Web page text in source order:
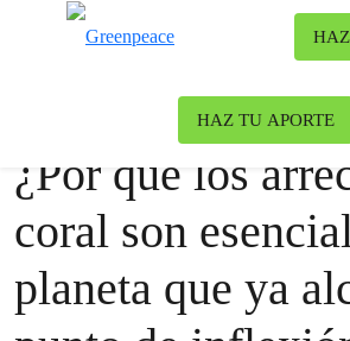
HAZ TU APORTE
Oceanos
¿Por qué los
coral son
planeta que ya